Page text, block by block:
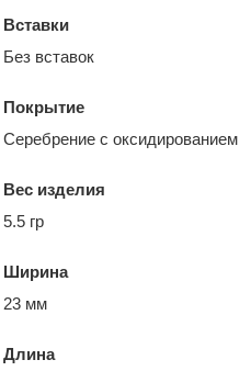
Вставки
Без вставок
Покрытие
Серебрение с оксидированием
Вес изделия
5.5 гр
Ширина
23 мм
Длина